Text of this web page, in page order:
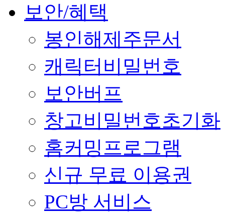
보안/혜택
봉인해제주문서
캐릭터비밀번호
보안버프
창고비밀번호초기화
홈커밍프로그램
신규 무료 이용권
PC방 서비스